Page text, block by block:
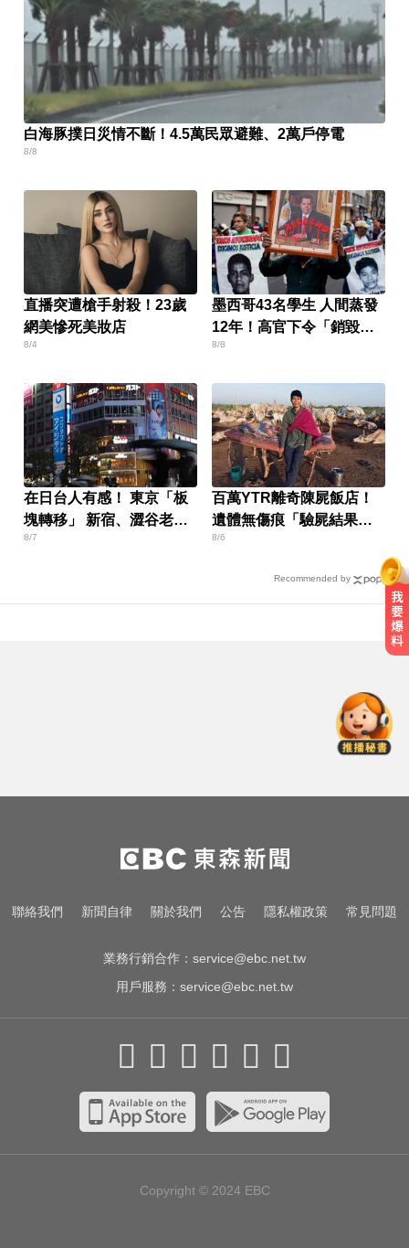
白海豚撲日災情不斷！4.5萬民眾避難、2萬戶停電
8/8
直播突遭槍手射殺！23歲
網美慘死美妝店
8/4
墨西哥43名學生 人間蒸發
12年！高官下令「銷毀監
視器」遭逮
8/8
在日台人有感！ 東京「板
塊轉移」 新宿、澀谷老
化？
8/7
百萬YTR離奇陳屍飯店！
遺體無傷痕「驗屍結果
曝」
8/6
Recommended by
能力勝過特斯拉
一變天膝蓋就發癢？李祖寧自曝半
月板變形，醫揭保骨與增肌兩大救
明年起0~18歲「每月領5千」 賴清
聯絡我們 新聞自律 關於我們 公告 隱私權政策 常見問題
業務行銷合作： service@ebc.net.tw
用戶服務： service@ebc.net.tw
Copyright © 2024 EBC